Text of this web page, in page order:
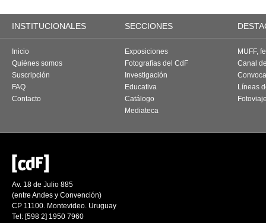
INSTITUCIONALES SECCIONES
Inicio
Quiénes somos
Suscripción
FAQ
Contacto
Exposiciones
Fotografías del CdF
Investigación
Educativa
Catálogo
Mediateca
MUFF,
Canal
Líneas
Av. 18 de Julio 885
(entre Andes y Convención)
CP 11100. Montevideo. Uruguay
Tel: [598 2] 1950 7960